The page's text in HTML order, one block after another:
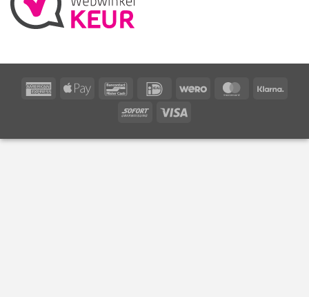
AmericanApple
BancontactIDeal Wero MasterCard
Sofort